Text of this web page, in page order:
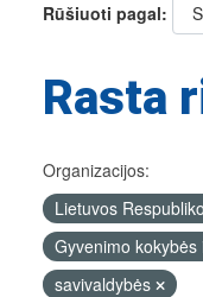
Rūšiuoti pagal
Rasta
Organizacijos:
Lietuvos
Gyvenimo kokybės
savivaldybės